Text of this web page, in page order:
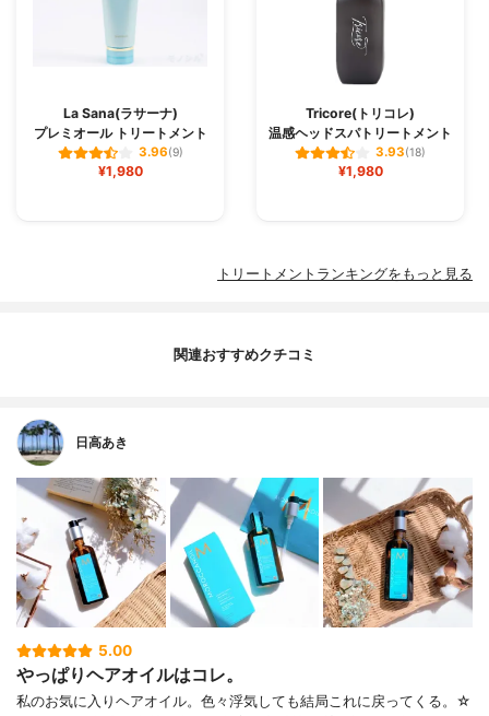
La Sana(ラサーナ)
プレミオール トリートメント
3.96(9)
¥1,980
Tricore(トリコレ)
温感ヘッドスパトリートメント
3.93(18)
¥1,980
トリートメントランキングをもっと見る
関連おすすめクチコミ
日高あき
5.00
やっぱりヘアオイルはコレ。
私のお気に入りヘアオイル。色々浮気しても結局これに戻ってくる。☆